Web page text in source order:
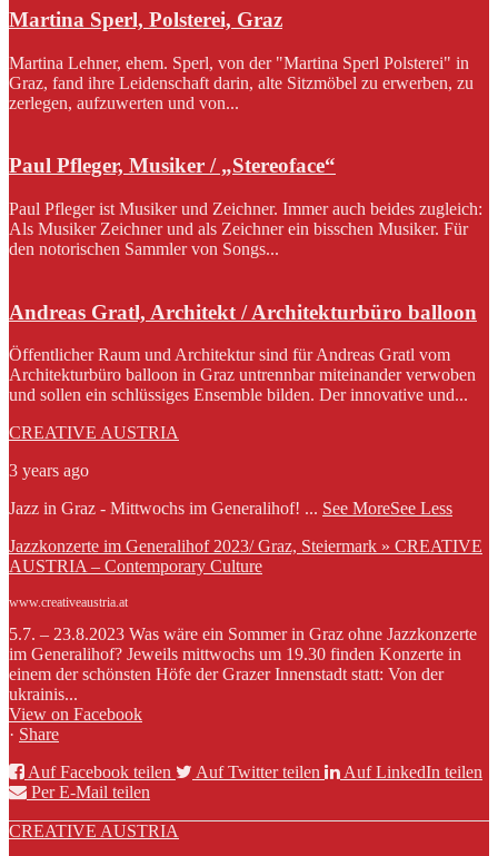
Martina Sperl, Polsterei, Graz
Martina Lehner, ehem. Sperl, von der "Martina Sperl Polsterei" in
Graz, fand ihre Leidenschaft darin, alte Sitzmöbel zu erwerben, zu
zerlegen, aufzuwerten und von...
Paul Pfleger, Musiker / „Stereoface“
Paul Pfleger ist Musiker und Zeichner. Immer auch beides zugleich:
Als Musiker Zeichner und als Zeichner ein bisschen Musiker. Für
den notorischen Sammler von Songs...
Andreas Gratl, Architekt / Architekturbüro balloon
Öffentlicher Raum und Architektur sind für Andreas Gratl vom
Architekturbüro balloon in Graz untrennbar miteinander verwoben
und sollen ein schlüssiges Ensemble bilden. Der innovative und...
CREATIVE AUSTRIA
3 years ago
Jazz in Graz - Mittwochs im Generalihof! ... See MoreSee Less
Jazzkonzerte im Generalihof 2023/ Graz, Steiermark » CREATIVE
AUSTRIA – Contemporary Culture
www.creativeaustria.at
5.7. – 23.8.2023 Was wäre ein Sommer in Graz ohne Jazzkonzerte
im Generalihof? Jeweils mittwochs um 19.30 finden Konzerte in
einem der schönsten Höfe der Grazer Innenstadt statt: Von der
ukrainis...
View on Facebook
· Share
Auf Facebook teilen
Auf Twitter teilen
Auf LinkedIn teilen
Per E-Mail teilen
CREATIVE AUSTRIA